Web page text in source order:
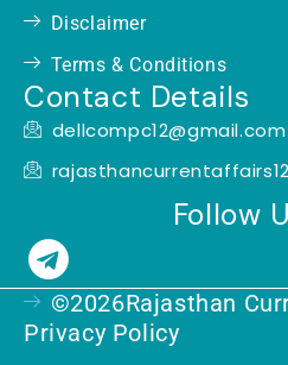
Disclaimer
Terms & Conditions
Contact Details
dellcompc12@gmail.com
Follow
T
e
l
©2026Rajasthan
Privacy Policy